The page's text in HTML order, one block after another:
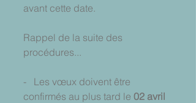
avant cette date.
Rappel de la suite des
procédures...
-   Les vœux doivent être
confirmés au plus tard le 02 avril